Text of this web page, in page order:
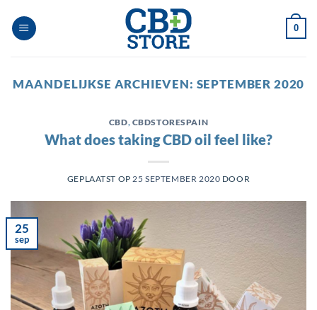
naar
0
MAANDELIJKSE ARCHIEVEN: SEPTEMBER 2020
CBD, CBDSTORESPAIN
What does taking CBD oil feel like?
GEPLAATST OP 25 SEPTEMBER 2020 DOOR
25
sep